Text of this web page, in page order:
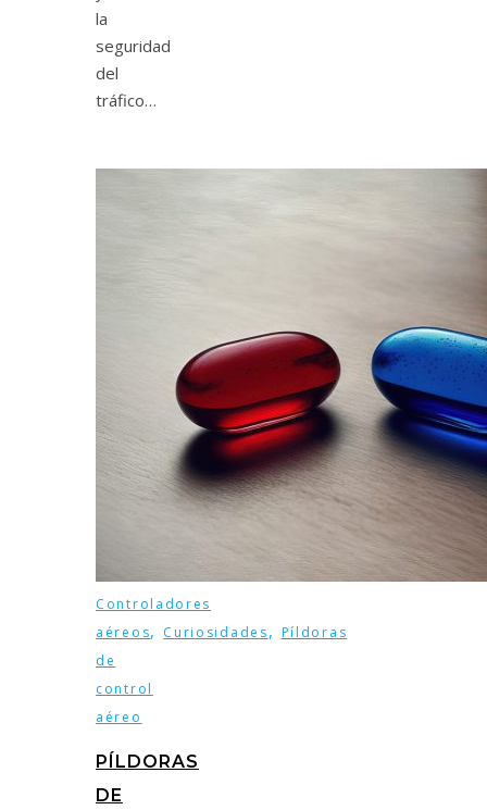
la
seguridad
del
tráfico…
Controladores
aéreos, Curiosidades, Píldoras
de
control
aéreo
PÍLDORAS
DE